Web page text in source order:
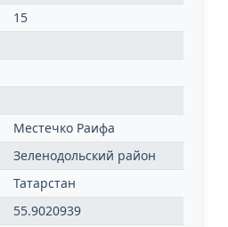
15
Местечко Раифа
Зеленодольский район
Татарстан
55.9020939